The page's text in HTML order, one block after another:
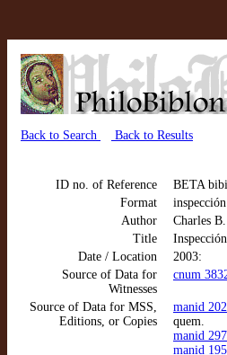
Back to Search Back to Results
ID no. of Reference
BETA
Format
Author
Charles
Title
Date / Location
2003:
Source of Data for
Witnesses
cnum
Source of Data for MSS,
Editions, or Copies
manid
quem.
manid
manid